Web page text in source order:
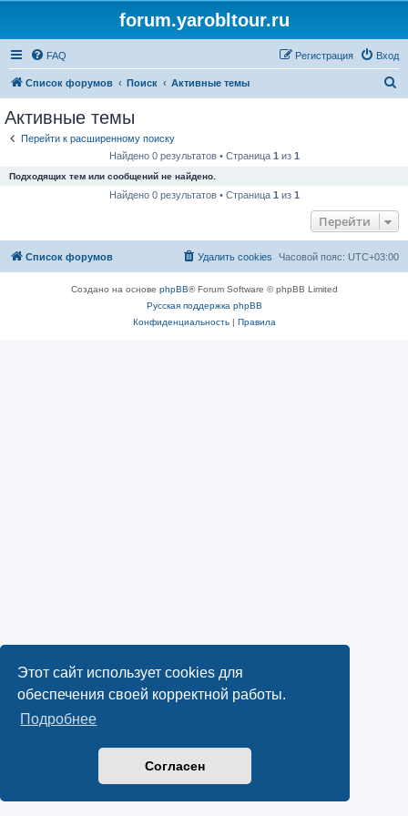
Этот сайт использует cookies для
обеспечения своей корректной работы.
Подробнее
Согласен
forum.yarobltour.ru
FAQ Вход
Регистрация
Список форумов Поиск Активные темы
Активные темы
Перейти к расширенному поиску
Найдено 0 результатов • Страница 1 из 1
Подходящих тем или сообщений не найдено.
Найдено 0 результатов • Страница 1 из 1
Перейти
Список форумов Часовой пояс: UTC+03:00
Удалить cookies
Создано на основе phpBB® Forum Software © phpBB Limited
Русская поддержка phpBB
Конфиденциальность| Правила